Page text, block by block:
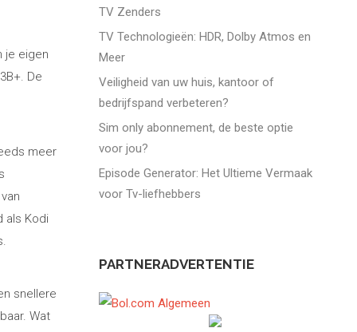
je eigen
De
meer
als Kodi
snellere
Wat
TV Zenders
TV Technologieën: HDR, Dolby Atmos en
Meer
Veiligheid van uw huis, kantoor of
bedrijfspand verbeteren?
Sim only abonnement, de beste optie
voor jou?
Episode Generator: Het Ultieme Vermaak
voor Tv-liefhebbers
PARTNERADVERTENTIE